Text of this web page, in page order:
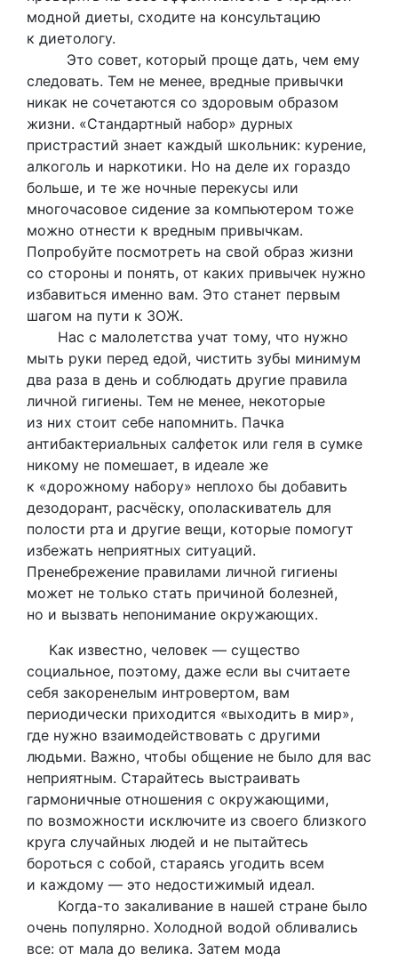
модной диеты, сходите на консультацию
к диетологу.
Это совет, который проще дать, чем ему
следовать. Тем не менее, вредные привычки
никак не сочетаются со здоровым образом
жизни. «Стандартный набор» дурных
пристрастий знает каждый школьник: курение,
алкоголь и наркотики. Но на деле их гораздо
больше, и те же ночные перекусы или
многочасовое сидение за компьютером тоже
можно отнести к вредным привычкам.
Попробуйте посмотреть на свой образ жизни
со стороны и понять, от каких привычек нужно
избавиться именно вам. Это станет первым
шагом на пути к ЗОЖ.
Нас с малолетства учат тому, что нужно
мыть руки перед едой, чистить зубы минимум
два раза в день и соблюдать другие правила
личной гигиены. Тем не менее, некоторые
из них стоит себе напомнить. Пачка
антибактериальных салфеток или геля в сумке
никому не помешает, в идеале же
к «дорожному набору» неплохо бы добавить
дезодорант, расчёску, ополаскиватель для
полости рта и другие вещи, которые помогут
избежать неприятных ситуаций.
Пренебрежение правилами личной гигиены
может не только стать причиной болезней,
но и вызвать непонимание окружающих.
Как известно, человек — существо
социальное, поэтому, даже если вы считаете
себя закоренелым интровертом, вам
периодически приходится «выходить в мир»,
где нужно взаимодействовать с другими
людьми. Важно, чтобы общение не было для вас
неприятным. Старайтесь выстраивать
гармоничные отношения с окружающими,
по возможности исключите из своего близкого
круга случайных людей и не пытайтесь
бороться с собой, стараясь угодить всем
и каждому — это недостижимый идеал.
Когда-то закаливание в нашей стране было
очень популярно. Холодной водой обливались
все: от мала до велика. Затем мода